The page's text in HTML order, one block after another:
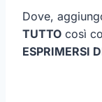
Dove,
TUTTO così
ESPRIMERSI